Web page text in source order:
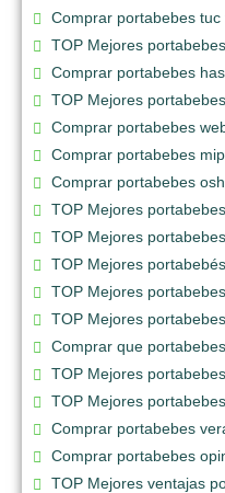
Comprar portabebes tuc
TOP Mejores
Comprar portabebes
TOP Mejores
Comprar portabebes
Comprar portabebes
Comprar portabebes
TOP Mejores
TOP Mejores
TOP Mejores
TOP Mejores
TOP Mejores
Comprar que
TOP Mejores
TOP Mejores
Comprar portabebes
Comprar portabebes
TOP Mejores ventajas